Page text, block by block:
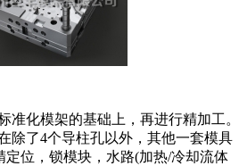
准化模架的基础上，再进行精加工。
除了4个导柱孔以外，其他一套模具
定位，锁模块，水路(加热/冷却流体